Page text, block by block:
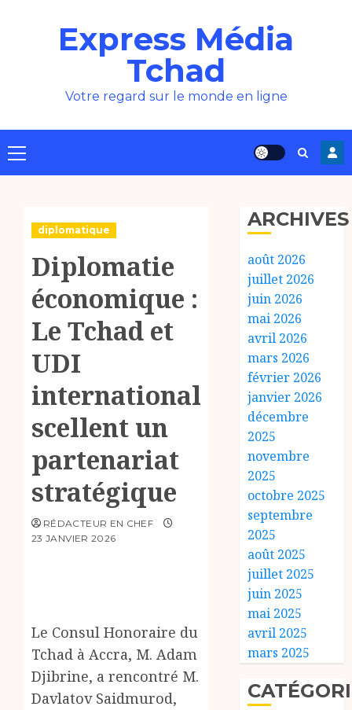
Express Média
Tchad
Votre regard sur le monde en ligne
Menu
principal
diplomatique
Diplomatie
économique :
Le Tchad et
UDI
international
scellent un
partenariat
stratégique
RÉDACTEUR EN CHEF
23 JANVIER 2026
Le Consul Honoraire du
Tchad à Accra, M. Adam
Djibrine, a rencontré M.
Davlatov Saidmurod,
ARCHIVES
août 2026
juillet 2026
juin 2026
mai 2026
avril 2026
mars 2026
février 2026
janvier 2026
décembre
2025
novembre
2025
octobre 2025
septembre
2025
août 2025
juillet 2025
juin 2025
mai 2025
avril 2025
mars 2025